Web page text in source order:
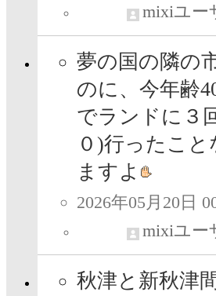
mixiユー
夢の国の隣の
のに、今年齢
でランドに３
０)行ったこと
ますよ
2026年05月20日
mixiユー
秋津と新秋津